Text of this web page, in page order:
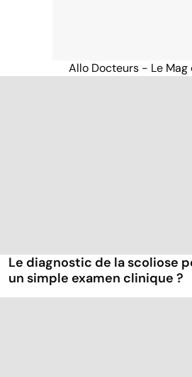
Allo Docteurs - Le Mag
Le diagnostic de la scoliose
un simple examen clinique ?